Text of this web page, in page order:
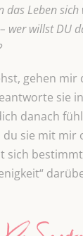
das Leben sich
wer willst DU
gehen mir
sie
danach
du sie mit mir
sich